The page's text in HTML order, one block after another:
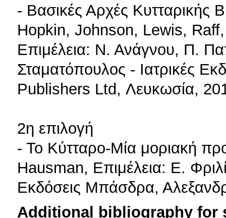
- Βασικές Αρχές Κυτταρικής
Hopkin, Johnson, Lewis,
Επιμέλεια: Ν. Ανάγνου, Π.
Σταματόπουλος - Ιατρικές
Publishers Ltd, Λευκωσία,
2η επιλογή
- Το Κύτταρο-Μία μοριακή
Hausman, Επιμέλεια: Ε.
Εκδόσεις Μπάσδρα,
Additional bibliography for